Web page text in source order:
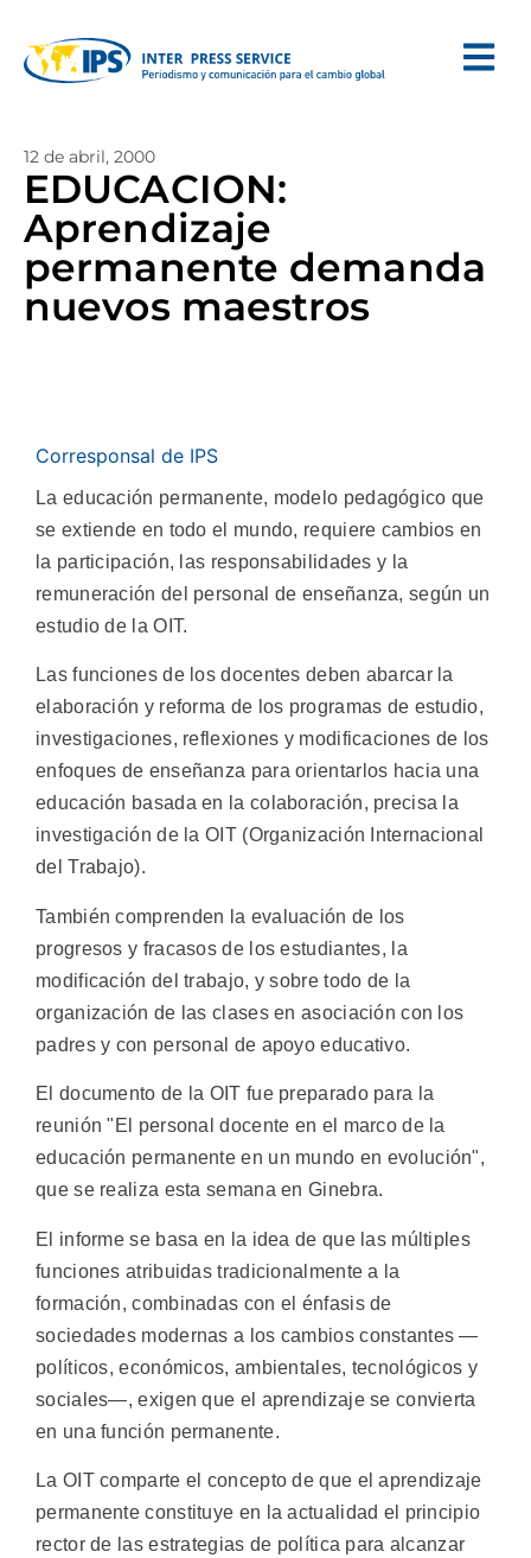
12 de abril, 2000
EDUCACION:
Aprendizaje
permanente demanda
nuevos maestros
Corresponsal de IPS
La educación permanente, modelo pedagógico que
se extiende en todo el mundo, requiere cambios en
la participación, las responsabilidades y la
remuneración del personal de enseñanza, según un
estudio de la OIT.
Las funciones de los docentes deben abarcar la
elaboración y reforma de los programas de estudio,
investigaciones, reflexiones y modificaciones de los
enfoques de enseñanza para orientarlos hacia una
educación basada en la colaboración, precisa la
investigación de la OIT (Organización Internacional
del Trabajo).
También comprenden la evaluación de los
progresos y fracasos de los estudiantes, la
modificación del trabajo, y sobre todo de la
organización de las clases en asociación con los
padres y con personal de apoyo educativo.
El documento de la OIT fue preparado para la
reunión "El personal docente en el marco de la
educación permanente en un mundo en evolución",
que se realiza esta semana en Ginebra.
El informe se basa en la idea de que las múltiples
funciones atribuidas tradicionalmente a la
formación, combinadas con el énfasis de
sociedades modernas a los cambios constantes —
políticos, económicos, ambientales, tecnológicos y
sociales—, exigen que el aprendizaje se convierta
en una función permanente.
La OIT comparte el concepto de que el aprendizaje
permanente constituye en la actualidad el principio
rector de las estrategias de política para alcanzar